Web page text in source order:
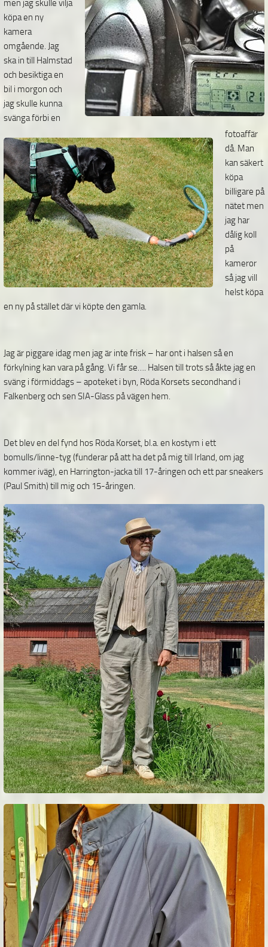
men jag skulle vilja
köpa en ny
kamera
omgående. Jag
ska in till Halmstad
och besiktiga en
bil i morgon och
jag skulle kunna
svänga förbi en
fotoaffär
då. Man
kan säkert
köpa
billigare på
nätet men
jag har
dålig koll
på
kameror
så jag vill
helst köpa
en ny på stället där vi köpte den gamla.
Jag är piggare idag men jag är inte frisk – har ont i halsen så en
förkylning kan vara på gång. Vi får se…. Halsen till trots så åkte jag en
sväng i förmiddags – apoteket i byn, Röda Korsets secondhand i
Falkenberg och sen SIA-Glass på vägen hem.
Det blev en del fynd hos Röda Korset, bl.a. en kostym i ett
bomulls/linne-tyg (funderar på att ha det på mig till Irland, om jag
kommer iväg), en Harrington-jacka till 17-åringen och ett par sneakers
(Paul Smith) till mig och 15-åringen.